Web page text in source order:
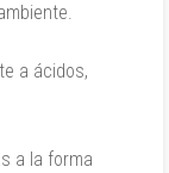
a ácidos,
a la forma